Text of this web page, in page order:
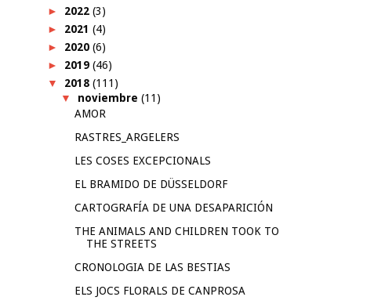
► 2022 (3)
► 2021 (4)
► 2020 (6)
► 2019 (46)
▼ 2018 (111)
▼ noviembre (11)
AMOR
RASTRES_ARGELERS
LES COSES EXCEPCIONALS
EL BRAMIDO DE DÜSSELDORF
CARTOGRAFÍA DE UNA DESAPARICIÓN
THE ANIMALS AND CHILDREN TOOK TO
THE STREETS
CRONOLOGIA DE LAS BESTIAS
ELS JOCS FLORALS DE CANPROSA